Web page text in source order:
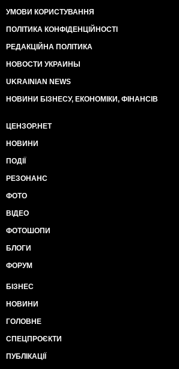
УМОВИ КОРИСТУВАННЯ
ПОЛІТИКА КОНФІДЕНЦІЙНОСТІ
РЕДАКЦІЙНА ПОЛІТИКА
НОВОСТИ УКРАИНЫ
UKRAINIAN NEWS
НОВИНИ БІЗНЕСУ, ЕКОНОМІКИ, ФІНАНСІВ
ЦЕНЗОР.НЕТ
НОВИНИ
ПОДІЇ
РЕЗОНАНС
ФОТО
ВІДЕО
ФОТОШОПИ
БЛОГИ
ФОРУМ
БІЗНЕС
НОВИНИ
ГОЛОВНЕ
СПЕЦПРОЄКТИ
ПУБЛІКАЦІЇ